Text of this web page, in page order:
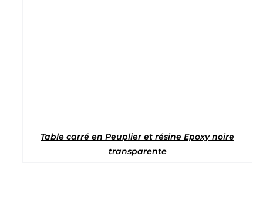
Table carré en Peuplier et résine Epoxy noire
transparente